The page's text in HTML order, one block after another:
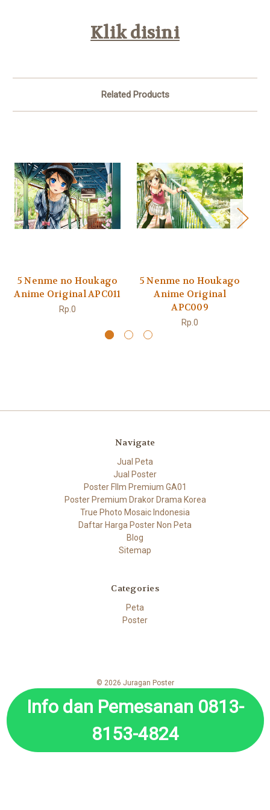
Klik disini
Related Products
5 Nenme no Houkago
Anime Original APC011
Rp.0
5 Nenme no Houkago
Anime Original
APC009
Rp.0
Navigate
Jual Peta
Jual Poster
Poster FIlm Premium GA01
Poster Premium Drakor Drama Korea
True Photo Mosaic Indonesia
Daftar Harga Poster Non Peta
Blog
Sitemap
Categories
Peta
Poster
© 2026 Juragan Poster
Info dan Pemesanan 0813-
8153-4824